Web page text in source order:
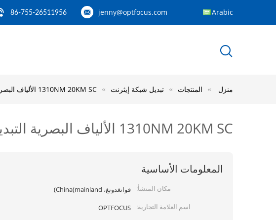
jenny@optfocus.com
86-755-26511956 Arabic
منزل المنتجات تبديل شبكة إيثرنت 1310NM 20KM SC الألياف البصرية التبديل، من 10Mbps / 100Mbps تبديل الألياف 12G الوضع واحدة
1310NM 20KM SC الألياف البصرية التبديل، من 10Mbps / 100Mbps تبديل الألياف 12G الوضع واحدة
المعلومات الأساسية
مكان المنشأ:
قوانغدونغ، China(mainland)
اسم العلامة التجارية:
OPTFOCUS